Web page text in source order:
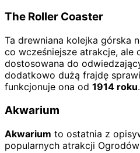
The Roller Coaster
Ta drewniana kolejka górska
co wcześniejsze atrakcje, ale
dostosowana do
dodatkowo dużą frajdę
funkcjonuje ona od 1914 roku.
Akwarium
Akwarium to ostatnia z
popularnych atrakcji